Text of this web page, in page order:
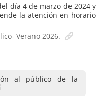
día 4 de marzo de 2024 y
la atención en horario
Verano 2026.
al público de la